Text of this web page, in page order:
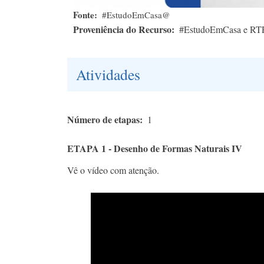
Fonte #EstudoEmCasa@
Proveniência do Recurso #EstudoEmCasa e
Atividades
Número de etapas 1
ETAPA 1 - Desenho de Formas Naturais IV
Vê o vídeo com atenção.